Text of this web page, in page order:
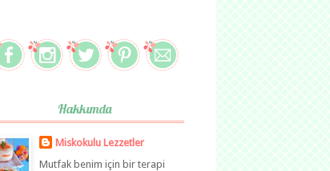
Hakkımda
Miskokulu Lezzetler
Mutfak benim için bir terapi